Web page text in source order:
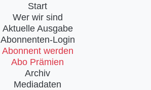
Start
Wer wir sind
Aktuelle Ausgabe
Abonnenten-Login
Abonnent werden
Abo Prämien
Archiv
Mediadaten